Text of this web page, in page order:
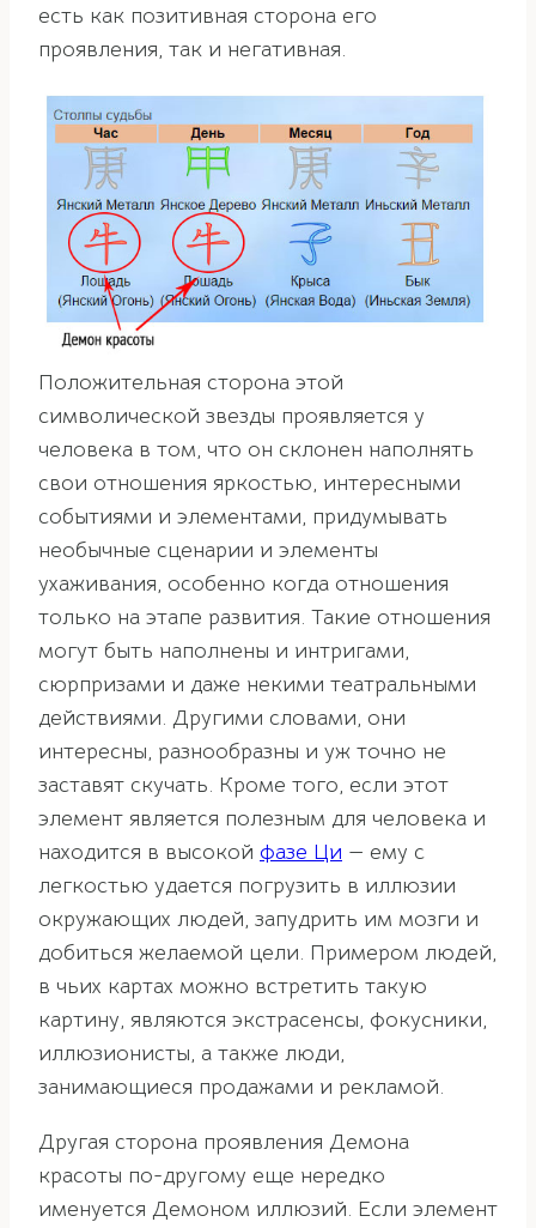
есть как позитивная сторона его
проявления, так и негативная.
Положительная сторона этой
символической звезды проявляется у
человека в том, что он склонен наполнять
свои отношения яркостью, интересными
событиями и элементами, придумывать
необычные сценарии и элементы
ухаживания, особенно когда отношения
только на этапе развития. Такие отношения
могут быть наполнены и интригами,
сюрпризами и даже некими театральными
действиями. Другими словами, они
интересны, разнообразны и уж точно не
заставят скучать. Кроме того, если этот
элемент является полезным для человека и
находится в высокой фазе Ци — ему с
легкостью удается погрузить в иллюзии
окружающих людей, запудрить им мозги и
добиться желаемой цели. Примером людей,
в чьих картах можно встретить такую
картину, являются экстрасенсы, фокусники,
иллюзионисты, а также люди,
занимающиеся продажами и рекламой.
Другая сторона проявления Демона
красоты по-другому еще нередко
именуется Демоном иллюзий. Если элемент